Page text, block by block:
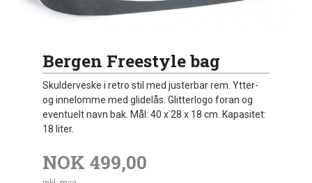
Bergen Freestyle bag
Skulderveske i retro stil med justerbar rem. Ytter-
og innelomme med glidelås. Glitterlogo foran og
eventuelt navn bak. Mål: 40 x 28 x 18 cm. Kapasitet:
18 liter.
NOK 499,00